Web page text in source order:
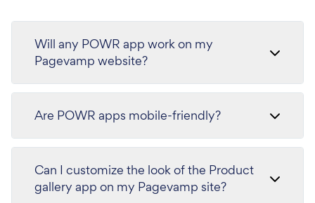
Will any POWR app work on my
Pagevamp website?
Are POWR apps mobile-friendly?
Can I customize the look of the Product
gallery app on my Pagevamp site?